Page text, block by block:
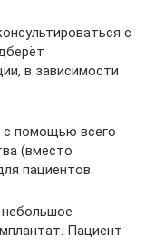
с
в зависимости
с помощью всего
(вместо
пациентов.
Пациент